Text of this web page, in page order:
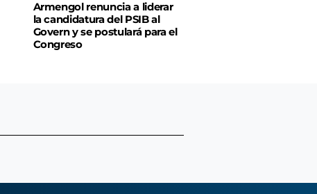
Armengol renuncia a liderar
la candidatura del PSIB al
Govern y se postulará para el
Congreso